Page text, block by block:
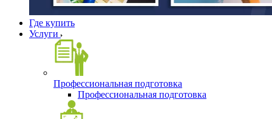
Где купить
Услуги
Профессиональная подготовка
Профессиональная подготовка